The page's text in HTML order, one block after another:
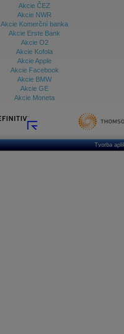
Akcie ČEZ
Akcie NWR
Akcie Komerční banka
Akcie Erste Bank
Akcie O2
Akcie Kofola
Akcie Apple
Akcie Facebook
Akcie BMW
Akcie GE
Akcie Moneta
Tvorba